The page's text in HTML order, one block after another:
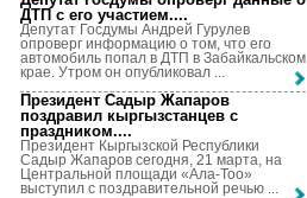
ДТП с его участием....
Депутат Госдумы Андрей Гурулев
опроверг информацию о том, что его
автомобиль попал в ДТП в Забайкальском
крае. Утром он опубликовал ...
Президент Садыр Жапаров
поздравил кыргызстанцев с
праздником....
Президент Кыргызской Республики
Садыр Жапаров сегодня, 21 марта, на
Центральной площади «Ала-Тоо»
выступил с поздравительной речью ...